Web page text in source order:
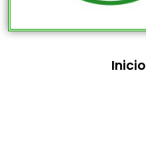
Inicio